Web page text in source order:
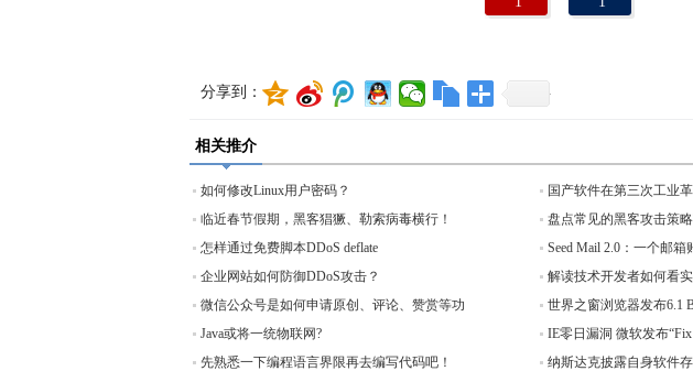
分享到：
相关推介
如何修改Linux用户密码？
临近春节假期，黑客猖獗、勒索病毒横行！
怎样通过免费脚本DDoS deflate
企业网站如何防御DDoS攻击？
微信公众号是如何申请原创、评论、赞赏等功
Java或将一统物联网?
先熟悉一下编程语言界限再去编写代码吧！
国产软件在第三次工业
盘点常见的黑客攻击策略
Seed Mail 2.0：一个邮箱
解读技术开发者如何看
世界之窗浏览器发布6.1
IE零日漏洞 微软发布
纳斯达克披露自身软件